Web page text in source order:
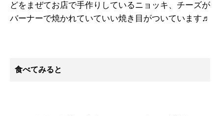
どをまぜてお店で手作りしているニョッキ、チーズが
バーナーで焼かれていていい焼き目がついています♬
食べてみると